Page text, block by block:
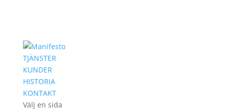
TJÄNSTER
KUNDER
HISTORIA
KONTAKT
Välj en sida